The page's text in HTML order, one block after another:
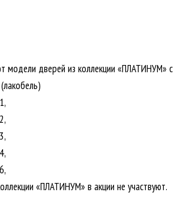
модели дверей из коллекции «ПЛАТИНУМ» с
«ПЛАТИНУМ» в акции не участвуют.